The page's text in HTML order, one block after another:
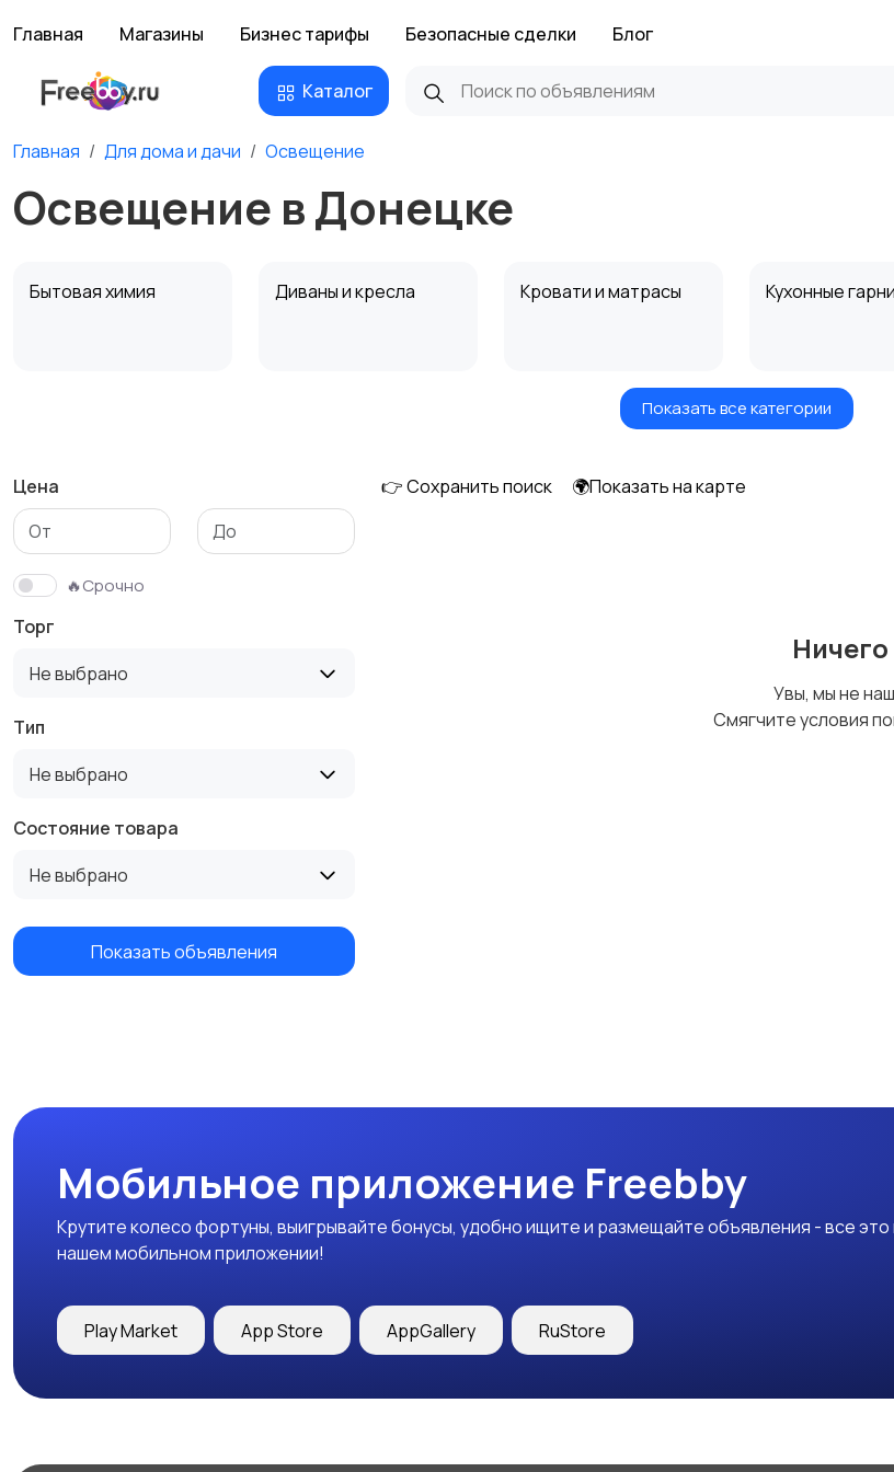
Главная Магазины Бизнес тарифы Безопасные сделки Блог
Каталог
Главная Для дома и дачи Освещение
Освещение в Донецке
Бытовая химия Диваны и кресла Кровати и матрасы Кухонные
Растения и
Столы и стулья Текстиль и ковры
Показать все категории
Цена
🔥Срочно
Торг
Не выбрано
Тип
Не выбрано
Состояние товара
Не выбрано
Показать объявления
👉 Сохранить поиск 🌍Показать на карте
Увы, мы не
Смягчите условия
Мобильное приложение Freebby
Крутите колесо фортуны, выигрывайте бонусы, удобно ищите и размещайте объявления - все это
нашем мобильном приложении!
Play Market App Store AppGallery RuStore